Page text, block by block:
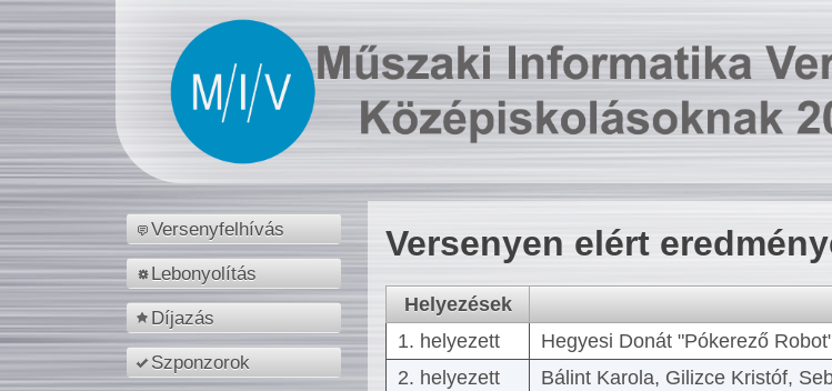
Versenyfelhívás
Lebonyolítás
Díjazás
Szponzorok
Versenyen elért
Helyezések
1. helyezett
Hegyesi Donát "Pókerező
2. helyezett
Bálint Karola, Gilizce Kristóf,